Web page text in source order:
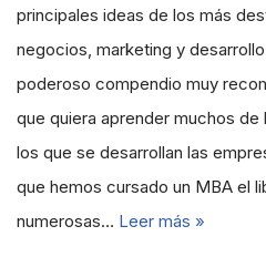
principales ideas de los más
negocios, marketing y
poderoso compendio muy
que quiera aprender muchos
los que se desarrollan las
que hemos cursado un MBA el
numerosas… Leer más »